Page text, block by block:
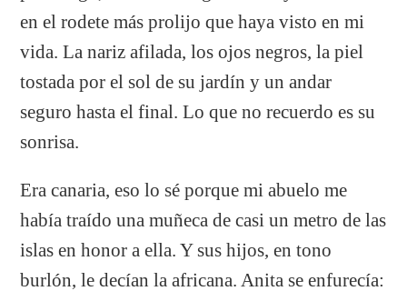
en el rodete más prolijo que haya visto en mi
vida. La nariz afilada, los ojos negros, la piel
tostada por el sol de su jardín y un andar
seguro hasta el final. Lo que no recuerdo es su
sonrisa.
Era canaria, eso lo sé porque mi abuelo me
había traído una muñeca de casi un metro de las
islas en honor a ella. Y sus hijos, en tono
burlón, le decían la africana. Anita se enfurecía: